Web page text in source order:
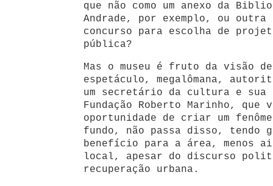
que não como um anexo da
Andrade, por exemplo, ou
concurso para escolha de
pública?
Mas o museu é fruto da visão
espetáculo, megalômana,
um secretário da cultura e sua
Fundação Roberto Marinho,
oportunidade de criar um
fundo, não passa disso, tendo
benefício para a área, menos
local, apesar do discurso
recuperação urbana.